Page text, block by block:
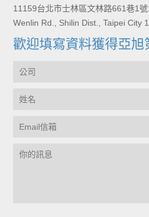
11159台北市士林區文林路661巷1
Wenlin Rd., Shilin Dist., Taipei City
歡迎填寫資料獲得亞旭